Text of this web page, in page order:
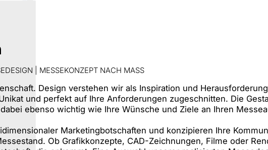
| MESSEKONZEPT NACH MASS
Design verstehen wir als Inspiration und
und perfekt auf Ihre Anforderungen zugeschnitten. Die
ebenso wichtig wie Ihre Wünsche und Ziele an Ihren
Marketingbotschaften und konzipieren Ihre
Ob Grafikkonzepte, CAD-Zeichnungen, Filme oder